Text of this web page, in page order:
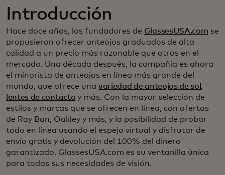
Introducción
Hace doce años, los fundadores de GlassesUSA.com se
propusieron ofrecer anteojos graduados de alta
calidad a un precio más razonable que otros en el
mercado. Una década después, la compañía es ahora
el minorista de anteojos en línea más grande del
mundo, que ofrece una variedad de anteojos de sol ,
lentes de contacto y más. Con la mayor selección de
estilos y marcas que se ofrecen en línea, con ofertas
de Ray Ban, Oakley y más, y la posibilidad de probar
todo en línea usando el espejo virtual y disfrutar de
envío gratis y devolución del 100% del dinero
garantizado, GlassesUSA.com es su ventanilla única
para todas sus necesidades de visión.